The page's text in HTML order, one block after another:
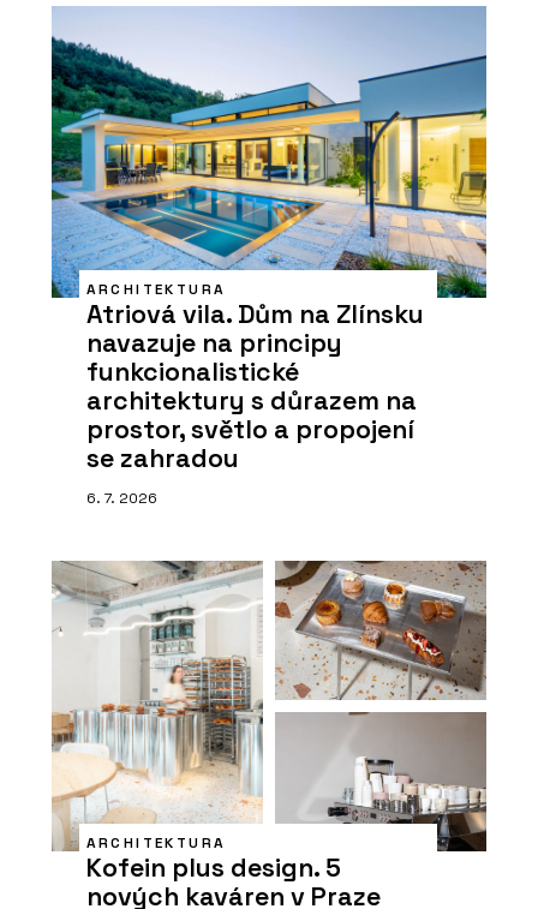
ARCHITEKTURA
Atriová vila. Dům na Zlínsku
navazuje na principy
funkcionalistické
architektury s důrazem na
prostor, světlo a propojení
se zahradou
6. 7. 2026
ARCHITEKTURA
Kofein plus design. 5
nových kaváren v Praze